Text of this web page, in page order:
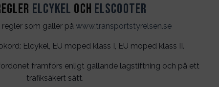
Elcykel och Elscooter
som gäller på www.transportstyrelsen.se
Elcykel, EU moped klass I, EU moped klass II.
framförs enligt gällande lagstiftning och på ett
trafiksäkert sätt.